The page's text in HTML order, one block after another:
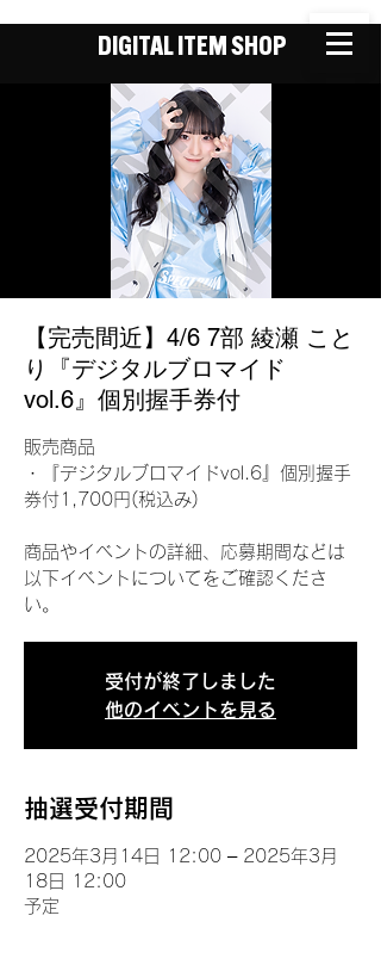
DIGITAL ITEM SHOP
【完売間近】4/6 7部 綾瀬 こと
り『デジタルブロマイド
vol.6』個別握手券付
販売商品
・『デジタルブロマイドvol.6』個別握手
券付1,700円(税込み)
商品やイベントの詳細、応募期間などは
以下イベントについてをご確認くださ
い。
受付が終了しました
他のイベントを見る
抽選受付期間
2025年3月14日 12:00 – 2025年3月
18日 12:00
予定